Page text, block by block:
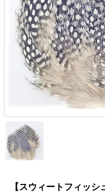
【スウィートフィッ